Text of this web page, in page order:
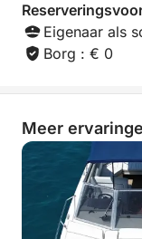
🔸 Een JBL
ontspannen of
🔸 En voor nog
Lunch: op
1 schaal met
water + 6 x
Bier, rosé,
Eigenaar als
Borg : € 0
Meer